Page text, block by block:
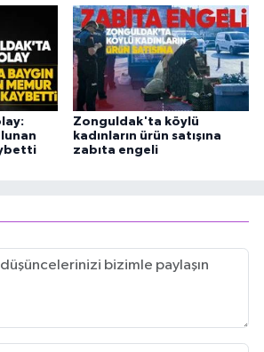
Zonguldak'ta köylü
kadınların ürün satışına
zabıta engeli